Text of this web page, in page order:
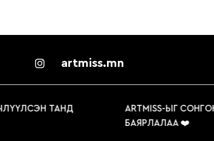
artmiss.mn
ТАНД
ARTMISS-ЫГ
БАЯРЛАЛАА ❤️